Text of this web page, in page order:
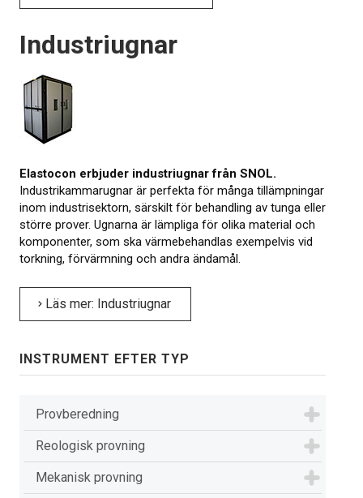
Industriugnar
Elastocon erbjuder industriugnar från SNOL.
Industrikammarugnar är perfekta för många tillämpningar
inom industrisektorn, särskilt för behandling av tunga eller
större prover. Ugnarna är lämpliga för olika material och
komponenter, som ska värmebehandlas exempelvis vid
torkning, förvärmning och andra ändamål.
Läs mer: Industriugnar
INSTRUMENT EFTER TYP
Provberedning
Reologisk provning
Mekanisk provning